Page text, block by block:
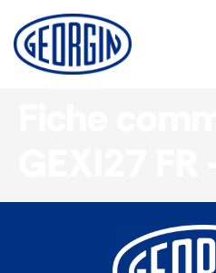
Panneau de gestion des cookies